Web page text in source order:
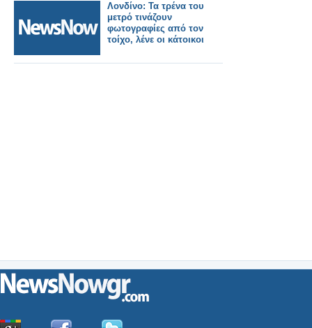
Λονδίνο: Τα τρένα του
μετρό τινάζουν
φωτογραφίες από τον
τοίχο, λένε οι κάτοικοι